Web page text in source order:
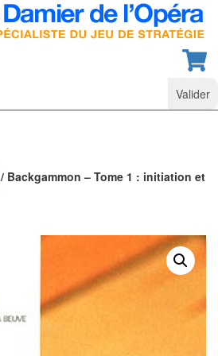
/ Backgammon – Tome 1 : initiation et